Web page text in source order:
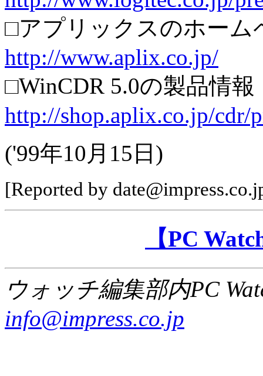
□アプリックスのホーム
http://www.aplix.co.jp/
□WinCDR 5.0の製品情報
http://shop.aplix.co.jp/cdr/
('99年10月15日)
[Reported by
【PC
ウォッチ編集部内PC
info@impress.co.jp